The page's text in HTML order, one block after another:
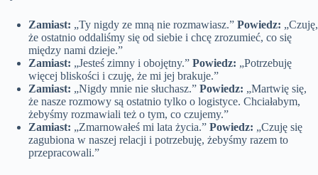
Zamiast: „Ty nigdy ze mną nie rozmawiasz.” Powiedz: „Czuję,
że ostatnio oddaliśmy się od siebie i chcę zrozumieć, co się
między nami dzieje.”
Zamiast: „Jesteś zimny i obojętny.” Powiedz: „Potrzebuję
więcej bliskości i czuję, że mi jej brakuje.”
Zamiast: „Nigdy mnie nie słuchasz.” Powiedz: „Martwię się,
że nasze rozmowy są ostatnio tylko o logistyce. Chciałabym,
żebyśmy rozmawiali też o tym, co czujemy.”
Zamiast: „Zmarnowałeś mi lata życia.” Powiedz: „Czuję się
zagubiona w naszej relacji i potrzebuję, żebyśmy razem to
przepracowali.”